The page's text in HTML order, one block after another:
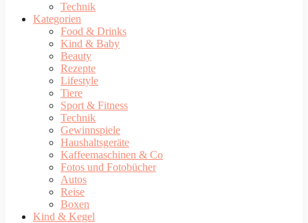
Technik
Kategorien
Food & Drinks
Kind & Baby
Beauty
Rezepte
Lifestyle
Tiere
Sport & Fitness
Technik
Gewinnspiele
Haushaltsgeräte
Kaffeemaschinen & Co
Fotos und Fotobücher
Autos
Reise
Boxen
Kind & Kegel